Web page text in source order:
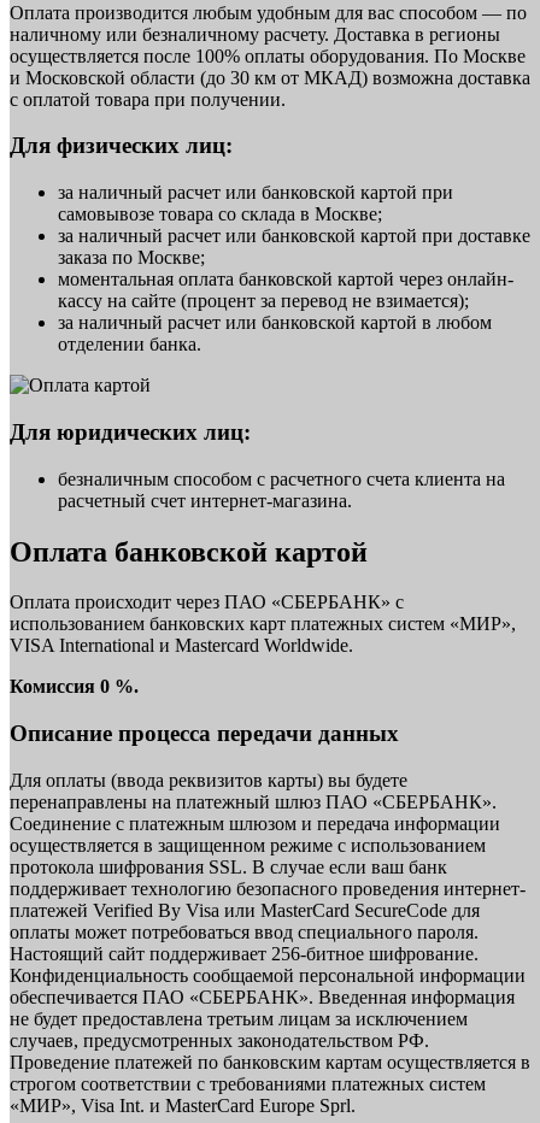
Оплата производится любым удобным для вас способом — по
наличному или безналичному расчету. Доставка в регионы
осуществляется после 100% оплаты оборудования. По Москве
и Московской области (до 30 км от МКАД) возможна доставка
с оплатой товара при получении.
Для физических лиц:
за наличный расчет или банковской картой при
самовывозе товара со склада в Москве;
за наличный расчет или банковской картой при доставке
заказа по Москве;
моментальная оплата банковской картой через онлайн-
кассу на сайте (процент за перевод не взимается);
за наличный расчет или банковской картой в любом
отделении банка.
Для юридических лиц:
безналичным способом с расчетного счета клиента на
расчетный счет интернет-магазина.
Оплата банковской картой
Оплата происходит через ПАО «СБЕРБАНК» с
использованием банковских карт платежных систем «МИР»,
VISA International и Mastercard Worldwide.
Комиссия 0 %.
Описание процесса передачи данных
Для оплаты (ввода реквизитов карты) вы будете
перенаправлены на платежный шлюз ПАО «СБЕРБАНК».
Соединение с платежным шлюзом и передача информации
осуществляется в защищенном режиме с использованием
протокола шифрования SSL. В случае если ваш банк
поддерживает технологию безопасного проведения интернет-
платежей Verified By Visa или MasterCard SecureCode для
оплаты может потребоваться ввод специального пароля.
Настоящий сайт поддерживает 256-битное шифрование.
Конфиденциальность сообщаемой персональной информации
обеспечивается ПАО «СБЕРБАНК». Введенная информация
не будет предоставлена третьим лицам за исключением
случаев, предусмотренных законодательством РФ.
Проведение платежей по банковским картам осуществляется в
строгом соответствии с требованиями платежных систем
«МИР», Visa Int. и MasterCard Europe Sprl.